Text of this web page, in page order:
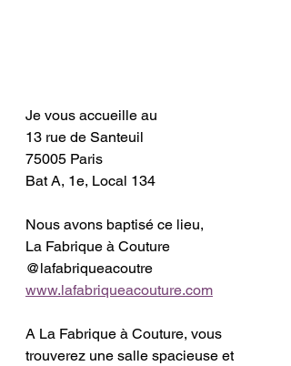
Je vous accueille au
13 rue de Santeuil
75005 Paris
Bat A, 1e, Local 134
Nous avons baptisé ce lieu,
La Fabrique à Couture
@lafabriqueacoutre
www.lafabriqueacouture.com
A La Fabrique à Couture, vous
trouverez une salle spacieuse et